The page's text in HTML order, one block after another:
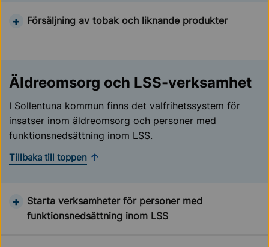
Försäljning av tobak och liknande produkter
Äldreomsorg och LSS-verksamhet
I Sollentuna kommun finns det valfrihetssystem för
insatser inom äldreomsorg och personer med
funktionsnedsättning inom LSS.
Tillbaka till toppen
Starta verksamheter för personer med
funktionsnedsättning inom LSS